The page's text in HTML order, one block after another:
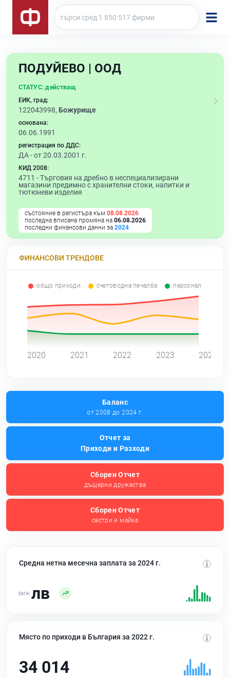
ПОДУЙЕВО | ООД
СТАТУС: действащ
ЕИК, град:
122043998, Божурище
основана:
06.06.1991
регистрация по ДДС:
ДА - от 20.03.2001 г.
КИД 2008:
4711 -Търговия на дребно в неспециализирани
магазини предимно с хранителни стоки, напитки и
тютюневи изделия
състояние в регистъра към 08.08.2026
последна вписана промяна на 06.08.2026
последни финансови данни за 2024
ФИНАНСОВИ ТРЕНДОВЕ
общо приходи счетоводна печалба персонал
2020 2021 2022 2023 2024
Баланс
от 2008 до 2024 г.
Отчет за
Приходи и Разходи
Сборен Отчет
дъщерни дружества
Сборен Отчет
сестри и майка
Средна нетна месечна заплата за 2024 г.
лв
Място по приходи в България за 2022 г.
34 014